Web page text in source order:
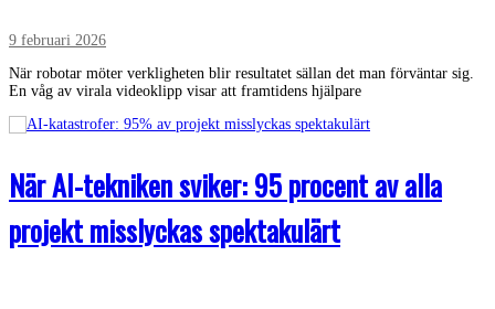
9 februari 2026
När robotar möter verkligheten blir resultatet sällan det man förväntar sig.
En våg av virala videoklipp visar att framtidens hjälpare
När AI-tekniken sviker: 95 procent av alla
projekt misslyckas spektakulärt